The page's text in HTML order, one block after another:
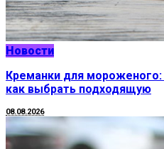
Новости
Креманки для
как выбрать подходящую
08.08.2026